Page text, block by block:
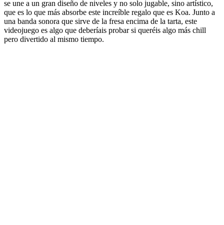
se une a un gran diseño de niveles y no solo jugable, sino artístico,
que es lo que más absorbe este increíble regalo que es Koa. Junto a
una banda sonora que sirve de la fresa encima de la tarta, este
videojuego es algo que deberíais probar si queréis algo más chill
pero divertido al mismo tiempo.